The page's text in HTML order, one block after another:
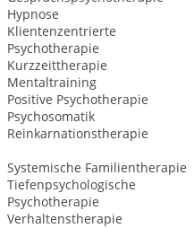
Hypnose
Klientenzentrierte
Psychotherapie
Kurzzeittherapie
Mentaltraining
Positive Psychotherapie
Psychosomatik
Reinkarnationstherapie
Systemische Familientherapie
Tiefenpsychologische
Psychotherapie
Verhaltenstherapie